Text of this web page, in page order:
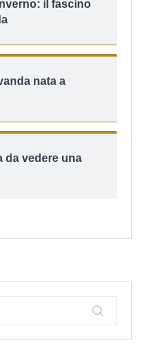
il fascino
nata a
da vedere una